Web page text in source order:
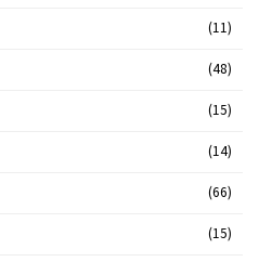
(11)
(48)
(15)
(14)
(66)
(15)